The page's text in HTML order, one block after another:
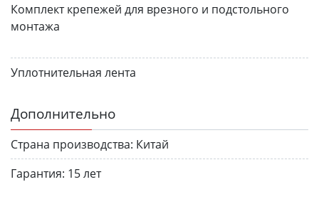
Комплект крепежей для врезного и подстольного
монтажа
Уплотнительная лента
Дополнительно
Страна производства: Китай
Гарантия: 15 лет